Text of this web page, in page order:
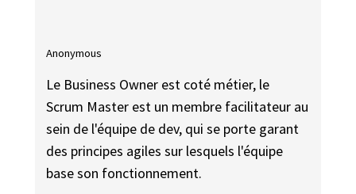
Anonymous
Le Business Owner est coté métier, le
Scrum Master est un membre facilitateur au
sein de l'équipe de dev, qui se porte garant
des principes agiles sur lesquels l'équipe
base son fonctionnement.